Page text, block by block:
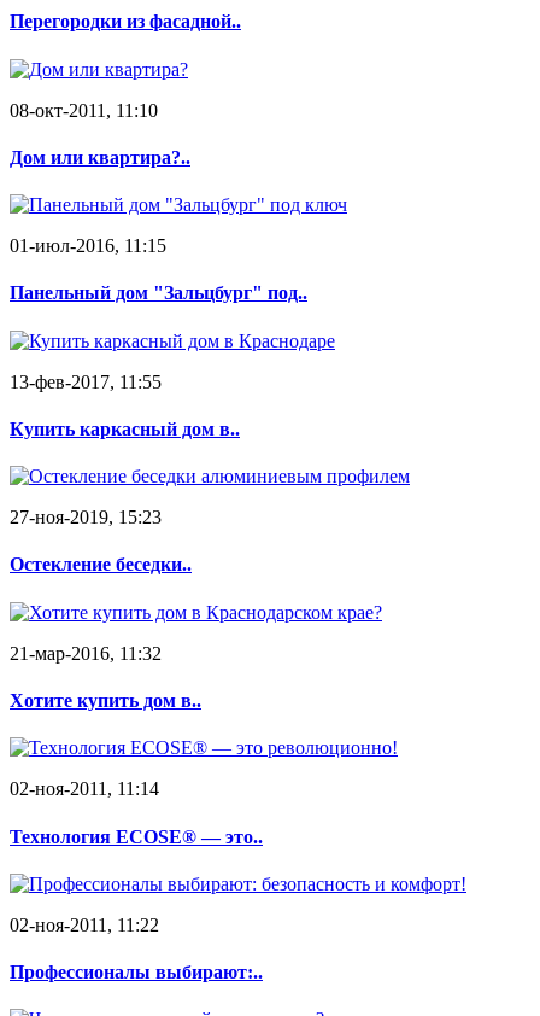
Перегородки из фасадной..
08-окт-2011, 11:10
Дом или квартира?..
01-июл-2016, 11:15
Панельный дом "Зальцбург" под..
13-фев-2017, 11:55
Купить каркасный дом в..
27-ноя-2019, 15:23
Остекление беседки..
21-мар-2016, 11:32
Хотите купить дом в..
02-ноя-2011, 11:14
Технология ECOSE® — это..
02-ноя-2011, 11:22
Профессионалы выбирают:..